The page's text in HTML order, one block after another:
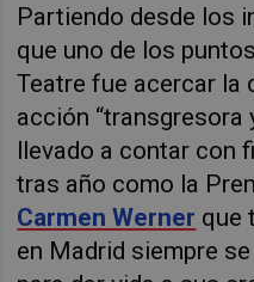
Partiendo desde los
que uno de los
Teatre fue acercar la
acción “transgresora
llevado a contar con
tras año como la
Carmen Werner que
en Madrid siempre